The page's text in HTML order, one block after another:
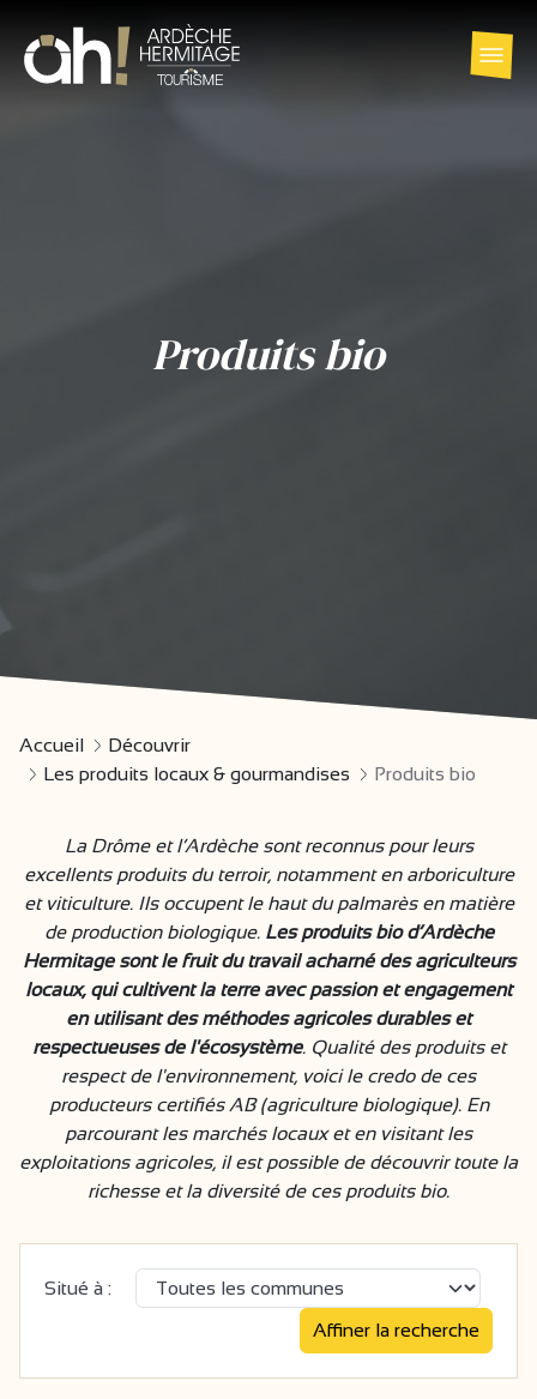
Produits bio
Accueil
Découvrir
Les produits locaux & gourmandises
Produits bio
La Drôme et l’Ardèche sont reconnus pour leurs
excellents produits du terroir, notamment en arboriculture
et viticulture. Ils occupent le haut du palmarès en matière
de production biologique.Les produits bio d’Ardèche
Hermitage sont le fruit du travail acharné des agriculteurs
locaux, qui cultivent la terre avec passion et engagement
en utilisant des méthodes agricoles durables et
respectueuses de l'écosystème. Qualité des produits et
respect de l'environnement, voici le credo de ces
producteurs certifiés AB (agriculture biologique). En
parcourant les marchés locaux et en visitant les
exploitations agricoles, il est possible de découvrir toute la
richesse et la diversité de ces produits bio.
Situé à :